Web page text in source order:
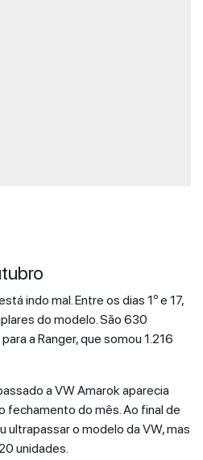
indo mal. Entre os dias 1º e 17,
do modelo. São 630
a Ranger, que somou 1.216
a VW Amarok aparecia
fechamento do mês. Ao final de
ultrapassar o modelo da VW, mas
unidades.